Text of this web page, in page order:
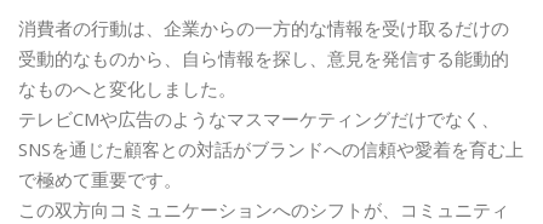
消費者の行動は、企業からの一方的な情報を受け取るだけの
受動的なものから、自ら情報を探し、意見を発信する能動的
なものへと変化しました。
テレビCMや広告のようなマスマーケティングだけでなく、
SNSを通じた顧客との対話がブランドへの信頼や愛着を育む上
で極めて重要です。
この双方向コミュニケーションへのシフトが、コミュニティ